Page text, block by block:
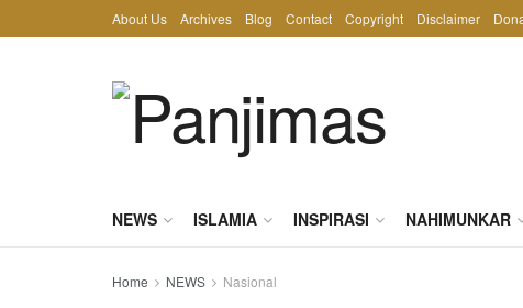
About Us Archives Blog Contact Copyright Disclaimer
NEWS ISLAMIA INSPIRASI NAHIMUNKAR
Home NEWS Nasional